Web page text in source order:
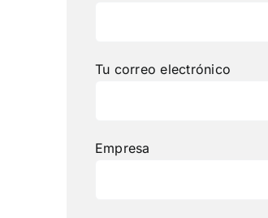
Tu correo electrónico
Empresa